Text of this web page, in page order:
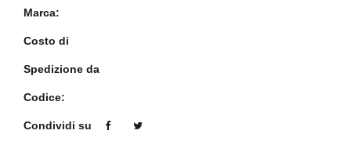
Marca:
Costo di
Spedizione da
Codice:
Condividi su